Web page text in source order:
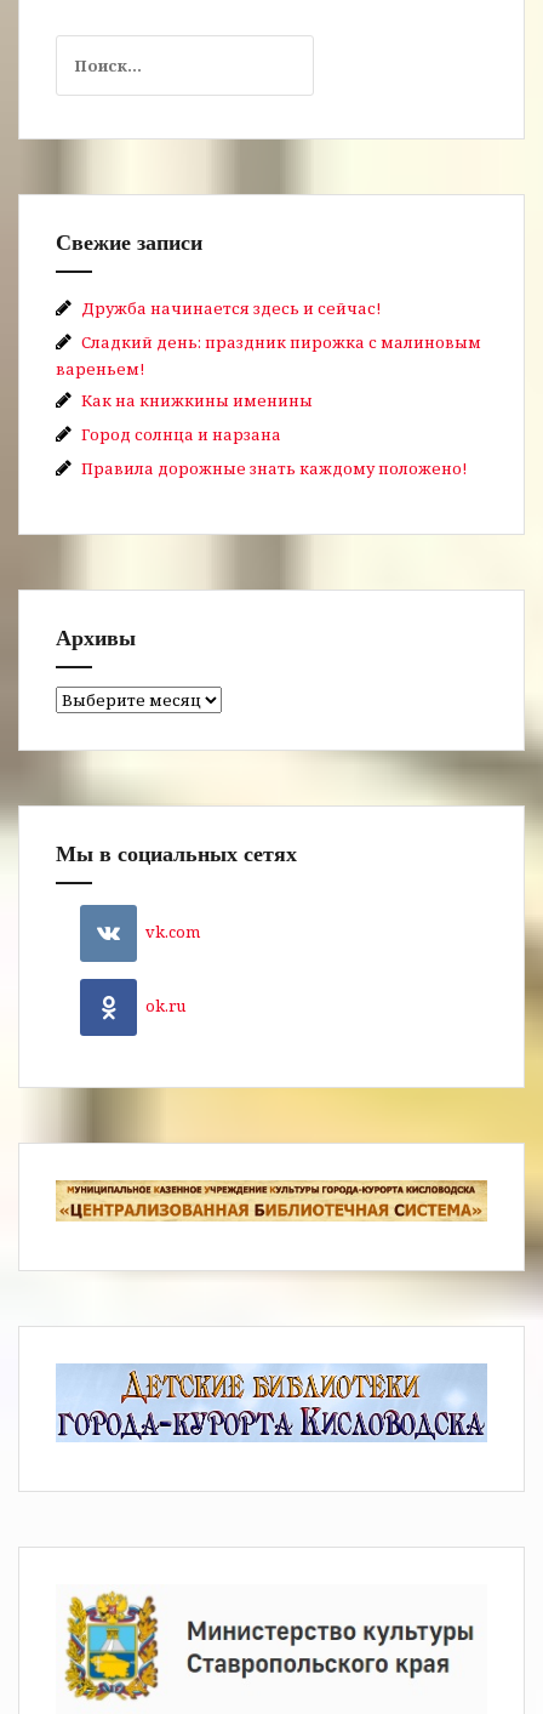
Свежие записи
Дружба начинается здесь и сейчас!
Сладкий день: праздник пирожка с малиновым
вареньем!
Как на книжкины именины
Город солнца и нарзана
Правила дорожные знать каждому положено!
Архивы
Архивы
Мы в социальных сетях
vk.com
ok.ru